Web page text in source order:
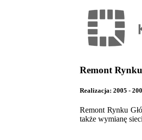
Remont
Realizacja: 2005 -
Remont Rynku
także wymianę